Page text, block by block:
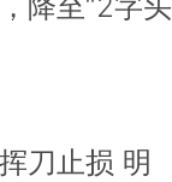
刀止损 明